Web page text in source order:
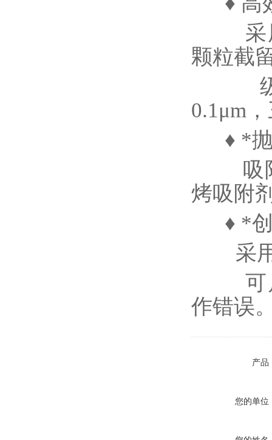
采用
颗粒截
级
0.1μm
♦ *
吸附
烤吸附
♦ *
采用
可启
作错误
产品
您的单位